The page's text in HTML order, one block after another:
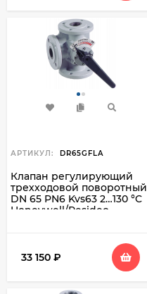
АРТИКУЛ: DR65GFLA
Клапан регулирующий
трехходовой поворотный
DN 65 PN6 Kvs63 2…130 °C
Honeywell/Resideo
33 150 ₽